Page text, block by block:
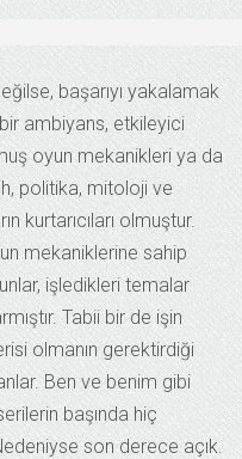
başarıyı yakalamak
ambiyans, etkileyici
oyun mekanikleri ya da
politika, mitoloji ve
kurtarıcıları olmuştur.
mekaniklerine sahip
işledikleri temalar
Tabii bir de işin
olmanın gerektirdiği
Ben ve benim gibi
başında hiç
son derece açık.